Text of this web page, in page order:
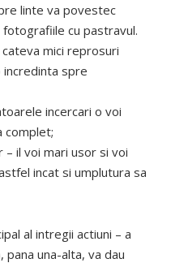
linte va povestec
cu pastravul.
mici reprosuri
spre
incercari o voi
complet;
il voi mari usor si voi
incat si umplutura sa
al intregii actiuni – a
pana una-alta, va dau